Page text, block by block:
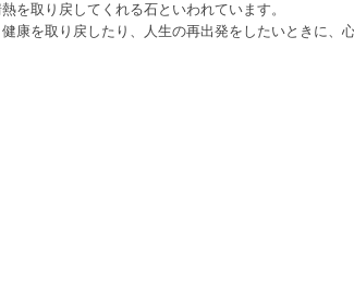
を取り戻してくれる石といわれています。
康を取り戻したり、人生の再出発をしたいときに、